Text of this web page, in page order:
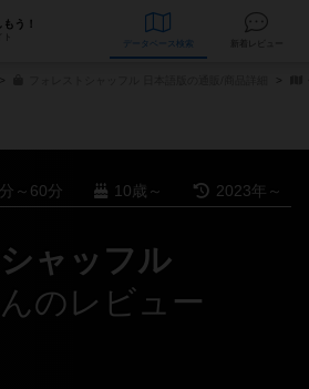
う！
データベース
～60分 10歳～ 2023年～
ャッフル
のレビュー